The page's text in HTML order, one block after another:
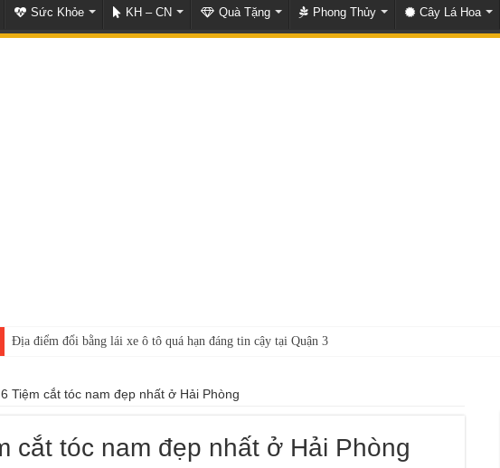
Sức Khỏe KH – CN Quà Tặng Phong Thủy Cây Lá Hoa
Địa điểm đổi bằng lái xe ô tô quá hạn đáng tin cậy tại Quận 3
Tiệm cắt tóc nam đẹp nhất ở Hải Phòng
cắt tóc nam đẹp nhất ở Hải Phòng